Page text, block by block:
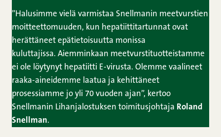
”Halusimme vielä varmistaa Snellmanin meetvurstien
moitteettomuuden, kun hepatiittitartunnat ovat
herättäneet epätietoisuutta monissa
kuluttajissa. Aiemminkaan meetvurstituotteistamme
ei ole löytynyt hepatiitti E-virusta. Olemme vaalineet
raaka-aineidemme laatua ja kehittäneet
prosessiamme jo yli 70 vuoden ajan”, kertoo
Snellmanin Lihanjalostuksen toimitusjohtaja Roland
Snellman.